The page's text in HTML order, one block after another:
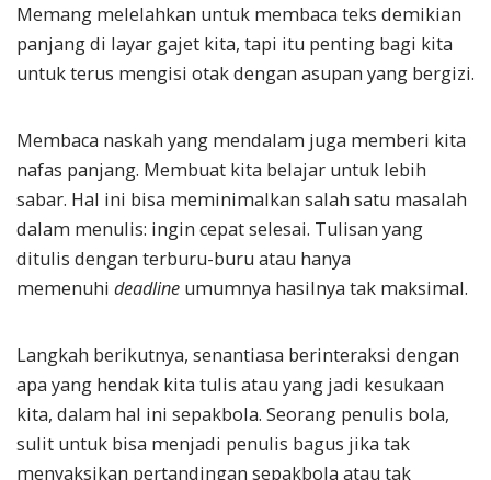
Memang melelahkan untuk membaca teks demikian
panjang di layar gajet kita, tapi itu penting bagi kita
untuk terus mengisi otak dengan asupan yang bergizi.
Membaca naskah yang mendalam juga memberi kita
nafas panjang. Membuat kita belajar untuk lebih
sabar. Hal ini bisa meminimalkan salah satu masalah
dalam menulis: ingin cepat selesai. Tulisan yang
ditulis dengan terburu-buru atau hanya
memenuhi deadline umumnya hasilnya tak maksimal.
Langkah berikutnya, senantiasa berinteraksi dengan
apa yang hendak kita tulis atau yang jadi kesukaan
kita, dalam hal ini sepakbola. Seorang penulis bola,
sulit untuk bisa menjadi penulis bagus jika tak
menyaksikan pertandingan sepakbola atau tak